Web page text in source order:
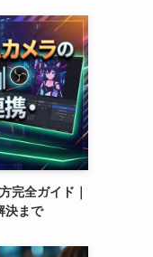
完全ガイド｜
決まで